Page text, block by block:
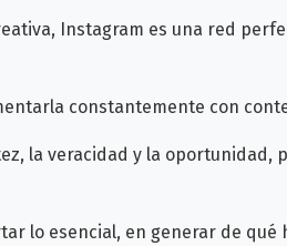
Instagram es una red
constantemente con
la veracidad y la oportunidad,
lo esencial, en generar de qué